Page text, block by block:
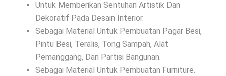
Untuk Memberikan Sentuhan Artistik Dan
Dekoratif Pada Desain Interior.
Sebagai Material Untuk Pembuatan Pagar Besi,
Pintu Besi, Teralis, Tong Sampah, Alat
Pemanggang, Dan Partisi Bangunan.
Sebagai Material Untuk Pembuatan Furniture.